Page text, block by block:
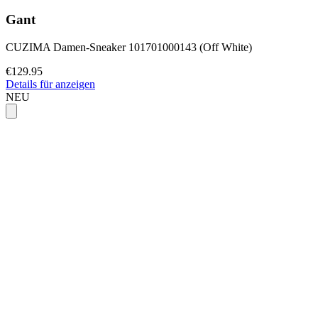
Gant
CUZIMA Damen-Sneaker 101701000143 (Off White)
€129.95
Details für anzeigen
NEU